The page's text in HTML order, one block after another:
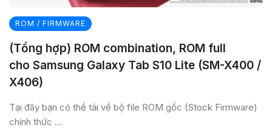
ROM / FIRMWARE
(Tổng hợp) ROM combination, ROM full
cho Samsung Galaxy Tab S10 Lite (SM-X400 /
X406)
Tại đây bạn có thể tải về bộ file ROM gốc (Stock Firmware)
chính thức ...